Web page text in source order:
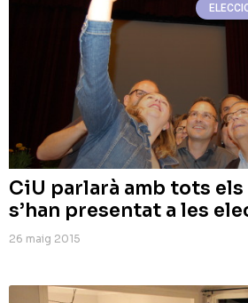
CiU parlarà amb tots
s’han presentat a les
26 maig 2015